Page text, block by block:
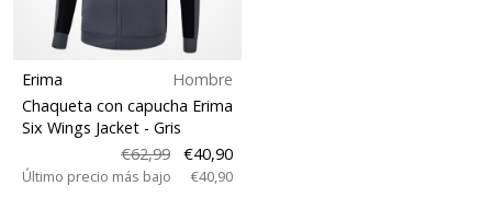
Erima
Hombre
Chaqueta con capucha Erima
Six Wings Jacket - Gris
€62,99
€40,90
Último precio más bajo €40,90